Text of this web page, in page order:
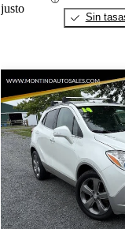
justo
Sin